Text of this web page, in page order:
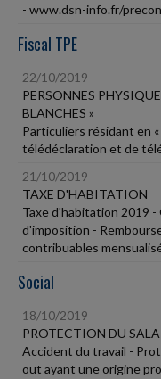
- www.dsn-info.fr/
Fiscal TPE
22/10/2019
PERSONNES
BLANCHES »
Particuliers résidant en
télédéclaration et de
21/10/2019
TAXE D'HABITATION
Taxe d'habitation 2019
d'imposition -
contribuables
Social
18/10/2019
PROTECTION DU
Accident du travail -
out ayant une origine